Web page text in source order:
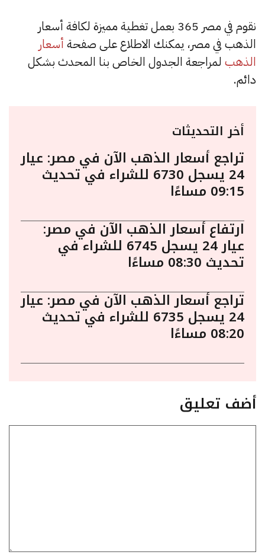
نقوم في مصر 365 بعمل تغطية مميزة لكافة أسعار
الذهب في مصر، يمكنك الاطلاع على صفحة أسعار
الذهب لمراجعة الجدول الخاص بنا المحدث بشكل
دائم.
أخر التحديثات
تراجع أسعار الذهب الآن في مصر: عيار
24 يسجل 6730 للشراء في تحديث
09:15 مساءًا
ارتفاع أسعار الذهب الآن في مصر:
عيار 24 يسجل 6745 للشراء في
تحديث 08:30 مساءًا
تراجع أسعار الذهب الآن في مصر: عيار
24 يسجل 6735 للشراء في تحديث
08:20 مساءًا
أضف تعليق